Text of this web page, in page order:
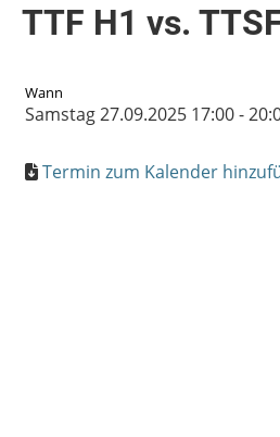
TTF H1 vs.
Wann
Samstag 27.09.2025 17:00 -
Termin zum Kalender